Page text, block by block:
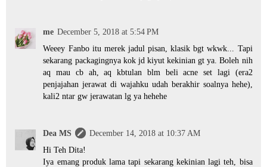
me December 5, 2018 at 5:54 PM
Weeey Fanbo itu merek jadul pisan, klasik bgt wkwk... Tapi
sekarang packagingnya kok jd kiyut kekinian gt ya. Boleh nih
aq mau cb ah, aq kbtulan blm beli acne set lagi (era2
penjajahan jerawat di wajahku udah berakhir soalnya hehe),
kali2 ntar gw jerawatan lg ya hehehe
Dea MS
December 14, 2018 at 10:37 AM
Hi Teh Dita!
Iya emang produk lama tapi sekarang kekinian lagi teh, bisa